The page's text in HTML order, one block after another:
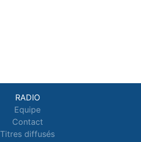
RADIO
Equipe
Contact
Titres diffusés